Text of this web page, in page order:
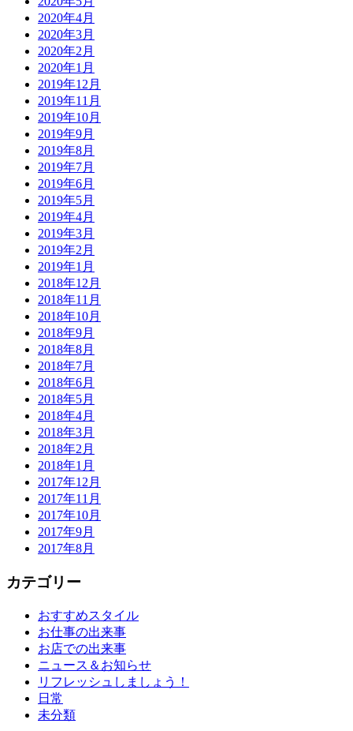
2020年4月
2020年3月
2020年2月
2020年1月
2019年12月
2019年11月
2019年10月
2019年9月
2019年8月
2019年7月
2019年6月
2019年5月
2019年4月
2019年3月
2019年2月
2019年1月
2018年12月
2018年11月
2018年10月
2018年9月
2018年8月
2018年7月
2018年6月
2018年5月
2018年4月
2018年3月
2018年2月
2018年1月
2017年12月
2017年11月
2017年10月
2017年9月
2017年8月
カテゴリー
おすすめスタイル
お仕事の出来事
お店での出来事
ニュース＆お知らせ
リフレッシュしましょう！
日常
未分類